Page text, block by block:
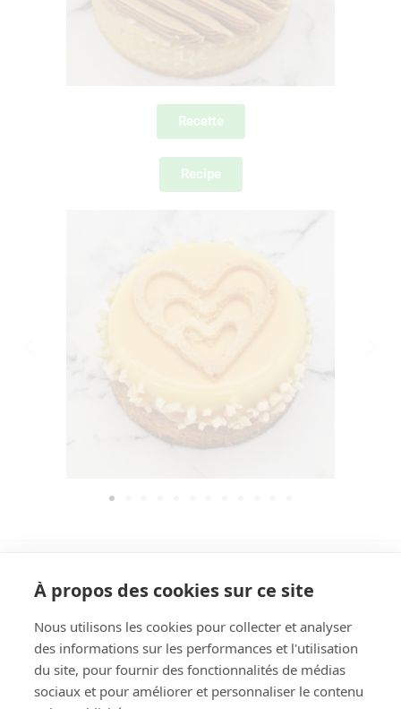
Recette
Recipe
Rechercher
À propos des cookies sur ce site
Nous utilisons les cookies pour collecter et analyser
des informations sur les performances et l'utilisation
du site, pour fournir des fonctionnalités de médias
sociaux et pour améliorer et personnaliser le contenu